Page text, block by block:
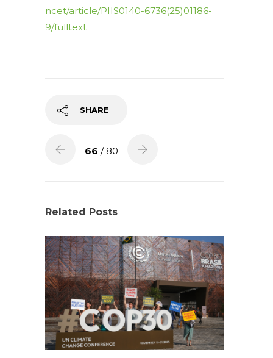
ncet/article/PIIS0140-6736(25)01186-
9/fulltext
SHARE
66 / 80
Related Posts